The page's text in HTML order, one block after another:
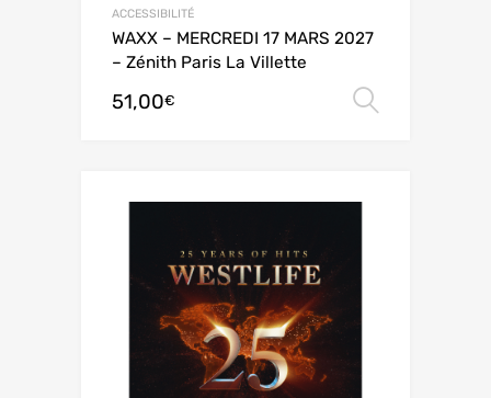
ACCESSIBILITÉ
WAXX – MERCREDI 17 MARS 2027
– Zénith Paris La Villette
51,00€